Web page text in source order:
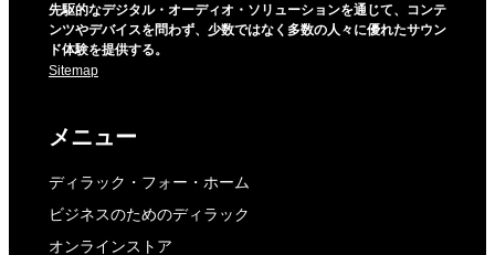
先駆的なデジタル・オーディオ・ソリューションを通じて、コンテ
ンツやデバイスを問わず、少数ではなく多数の人々に優れたサウン
ド体験を提供する。
Sitemap
メニュー
ディラック・フォー・ホーム
ビジネスのためのディラック
オンラインストア